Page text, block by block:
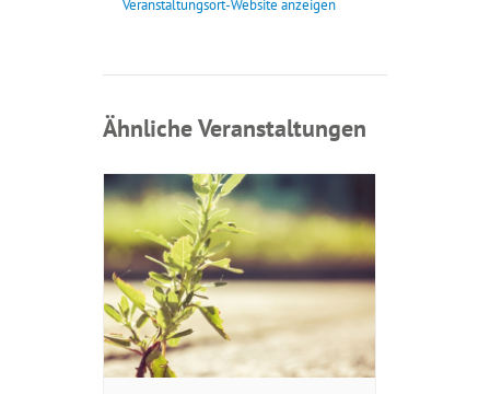
Veranstaltungsort-Website anzeigen
Ähnliche Veranstaltungen